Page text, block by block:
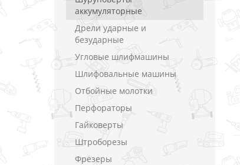
аккумуляторные
Дрели ударные и
безударные
Угловые шлифмашины
Шлифовальные машины
Отбойные молотки
Перфораторы
Гайковерты
Штроборезы
Фрезеры